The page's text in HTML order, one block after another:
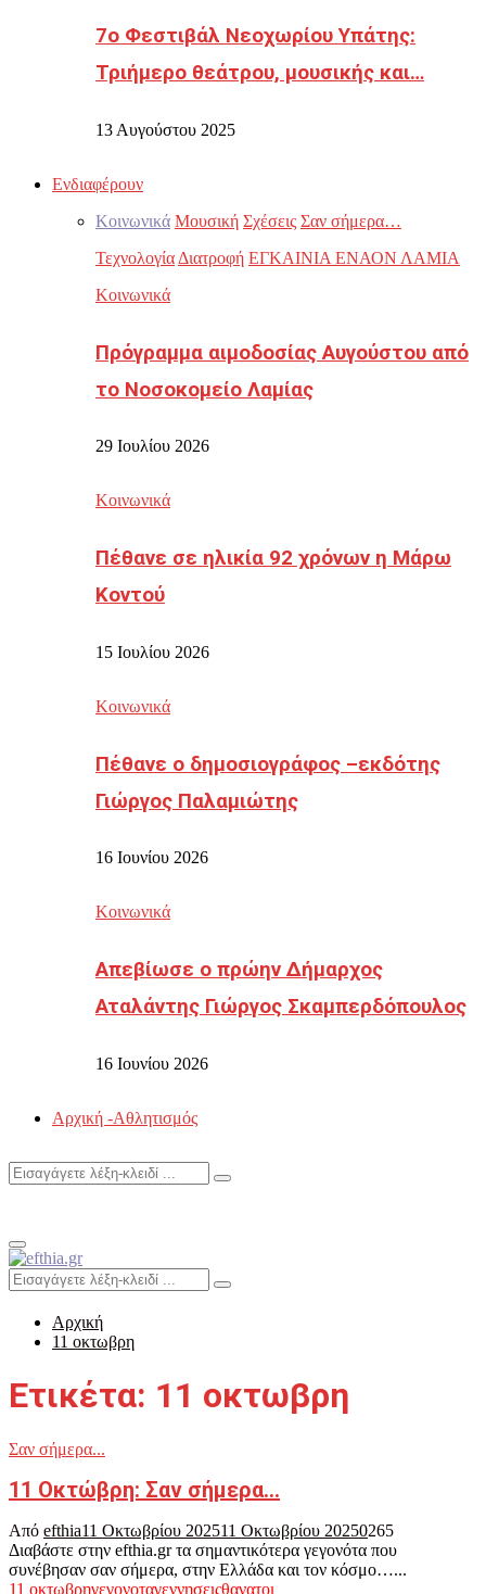
7ο Φεστιβάλ Νεοχωρίου Υπάτης:
Τριήμερο θεάτρου, μουσικής και…
13 Αυγούστου 2025
Ενδιαφέρουν
Κοινωνικά Μουσική Σχέσεις Σαν σήμερα…
Τεχνολογία Διατροφή ΕΓΚΑΙΝΙΑ ΕΝΑΟΝ ΛΑΜΙΑ
Κοινωνικά
Πρόγραμμα αιμοδοσίας Αυγούστου από
το Νοσοκομείο Λαμίας
29 Ιουλίου 2026
Κοινωνικά
Πέθανε σε ηλικία 92 χρόνων η Μάρω
Κοντού
15 Ιουλίου 2026
Κοινωνικά
Πέθανε ο δημοσιογράφος –εκδότης
Γιώργος Παλαμιώτης
16 Ιουνίου 2026
Κοινωνικά
Απεβίωσε ο πρώην Δήμαρχος
Αταλάντης Γιώργος Σκαμπερδόπουλος
16 Ιουνίου 2026
Αρχική -Αθλητισμός
Search
Search
Primary
Menu
Search
for:
Search
Αρχική
11 οκτωβρη
Ετικέτα: 11 οκτωβρη
Σαν σήμερα...
11 Οκτώβρη: Σαν σήμερα…
Από efthia11 Οκτωβρίου 202511 Οκτωβρίου 20250265
Διαβάστε στην efthia.gr τα σημαντικότερα γεγονότα που
συνέβησαν σαν σήμερα, στην Ελλάδα και τον κόσμο…...
11 οκτωβρηγεγονοταγεννησειςθανατοι